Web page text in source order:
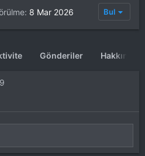
8 Mar 2026 Bul
Gönderiler Hakkında